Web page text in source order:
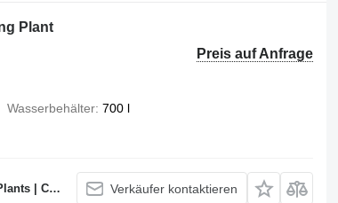
Plant
Preis auf Anfrage
Wasserbehälter 700 l
Manufacturer Verkäufer kontaktieren